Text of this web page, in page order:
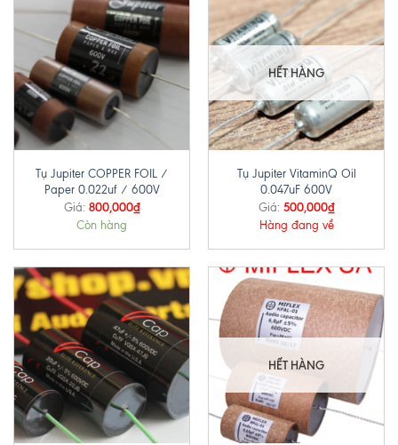
Tụ Jupiter COPPER FOIL /
Paper 0.022uf / 600V
Giá: 800,000₫
Còn hàng
HẾT HÀNG
Tụ Jupiter VitaminQ Oil
0.047uF 600V
Giá: 500,000₫
Hàng đang về
HẾT HÀNG